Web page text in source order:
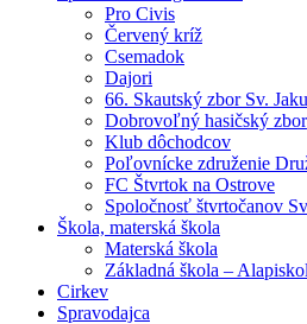
Pro Civis
Červený kríž
Csemadok
Dajori
66. Skautský zbor Sv.
Dobrovoľný hasičský zbor
Klub dôchodcov
Poľovnícke združenie
FC Štvrtok na Ostrove
Spoločnosť štvrtočanov
Škola, materská škola
Materská škola
Základná škola –
Cirkev
Spravodajca